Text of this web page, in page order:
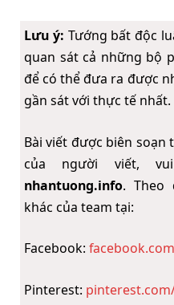
Lưu ý: Tướng bất độc
quan sát cả những bộ
để có thể đưa ra được
gần sát với thực tế nhất.
Bài viết được biên soạn
của người viết,
nhantuong.info. Theo
khác của team tại:
Facebook:
Pinterest: